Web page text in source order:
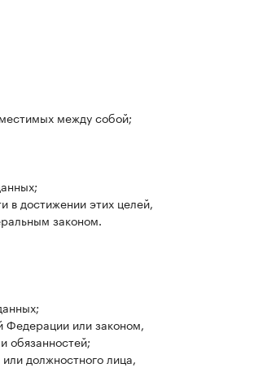
между собой;
в достижении этих целей,
законом.
Федерации или законом,
обязанностей;
должностного лица,